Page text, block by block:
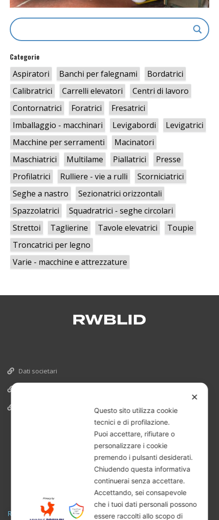
Categorie
Aspiratori Banchi per falegnami
Bordatrici
Calibratrici
Carrelli elevatori
Centri di lavoro
Contornatrici
Foratrici
Fresatrici
Imballaggio - macchinari
Levigabordi
Levigatrici
Macchine per serramenti
Macinatori
Maschiatrici
Multilame Piallatrici
Presse
Profilatrici
Rulliere - vie a rulli
Scorniciatrici
Seghe a nastro
Sezionatrici orizzontali
Spazzolatrici
Squadratrici - seghe circolari
Strettoi
Taglierine Tavole elevatrici
Toupie
Troncatrici per legno
Varie - macchine e attrezzature
Dati societari
RWBLID
✕
Questo sito utilizza cookie
tecnici e di profilazione.
Puoi accettare, rifiutare o
personalizzare i cookie
premendo i pulsanti desiderati.
Chiudendo questa informativa
continuerai senza accettare.
Accettando, sei consapevole
che i tuoi dati personali possono
essere raccolti allo scopo di